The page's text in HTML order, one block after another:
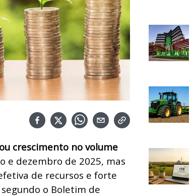
crescimento no volume
e dezembro de 2025, mas
de recursos e forte
o Boletim de